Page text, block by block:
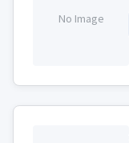
No Image